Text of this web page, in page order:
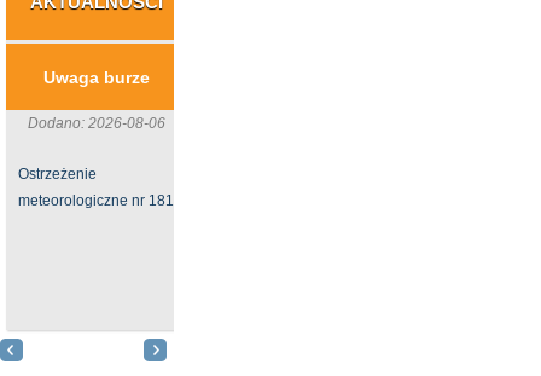
Uwaga burze
Dodano: 2026-08-06
Ostrzeżenie
meteorologiczne nr 181